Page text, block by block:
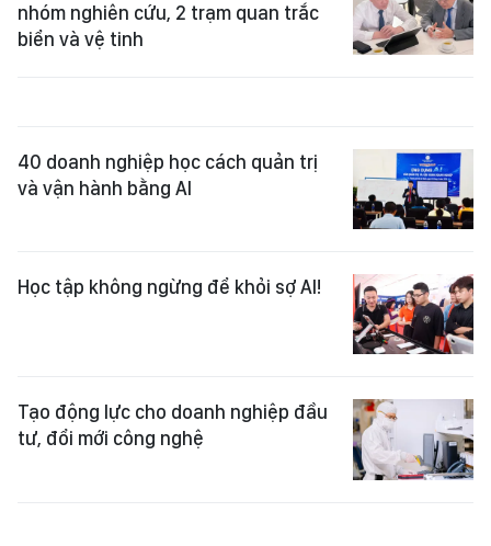
nhóm nghiên cứu, 2 trạm quan trắc
biển và vệ tinh
40 doanh nghiệp học cách quản trị
và vận hành bằng AI
Học tập không ngừng để khỏi sợ AI!
Tạo động lực cho doanh nghiệp đầu
tư, đổi mới công nghệ